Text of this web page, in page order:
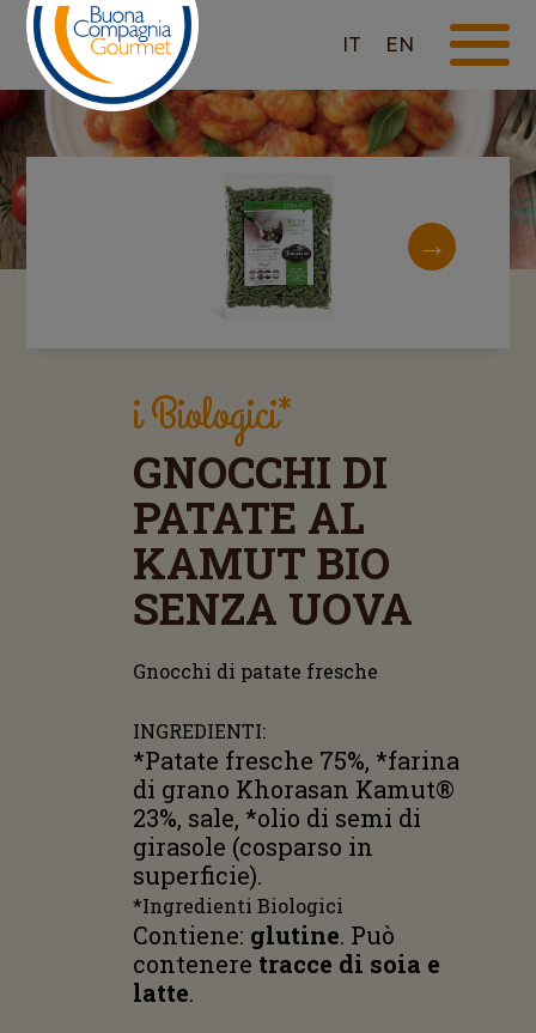
IT EN
i Biologici*
GNOCCHI DI
PATATE AL
KAMUT BIO
SENZA UOVA
Gnocchi di patate fresche
INGREDIENTI:
*Patate fresche 75%, *farina
di grano Khorasan Kamut®
23%, sale, *olio di semi di
girasole (cosparso in
superficie).
*Ingredienti Biologici
Contiene: glutine. Può
contenere tracce di soia e
latte.